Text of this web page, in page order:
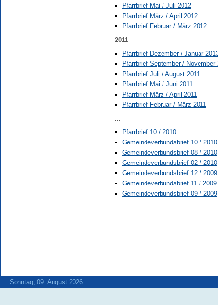
Pfarrbrief Mai / Juli 2012
Pfarrbrief März / April 2012
Pfarrbrief Februar / März 2012
2011
Pfarrbrief Dezember / Januar
Pfarrbrief September / November
Pfarrbrief Juli / August 2011
Pfarrbrief Mai / Juni 2011
Pfarrbrief März / April 2011
Pfarrbrief Februar / März 2011
...
Pfarrbrief 10 / 2010
Gemeindeverbundsbrief 10 / 2010
Gemeindeverbundsbrief 08 / 2010
Gemeindeverbundsbrief 02 / 2010
Gemeindeverbundsbrief 12 / 2009
Gemeindeverbundsbrief 11 / 2009
Gemeindeverbundsbrief 09 / 2009
Sonntag, 09. August 2026